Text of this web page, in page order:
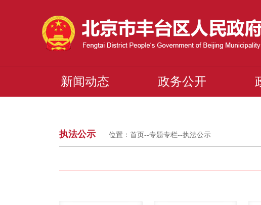
新闻动态 政务公开
执法公示 位置： 首页 --专题专栏--执法公示